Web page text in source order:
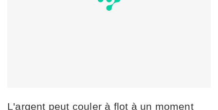
L'argent peut couler à flot à un moment